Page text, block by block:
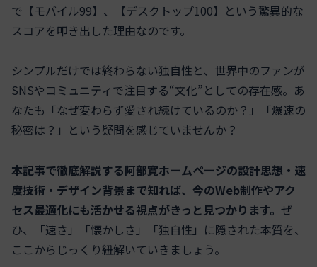
で【モバイル99】、【デスクトップ100】という驚異的な
スコアを叩き出した理由なのです。
シンプルだけでは終わらない独自性と、世界中のファンが
SNSやコミュニティで注目する“文化”としての存在感。あ
なたも「なぜ変わらず愛され続けているのか？」「爆速の
秘密は？」という疑問を感じていませんか？
本記事で徹底解説する阿部寛ホームページの設計思想・速
度技術・デザイン背景まで知れば、今のWeb制作やアク
セス最適化にも活かせる視点がきっと見つかります。 ぜ
ひ、「速さ」「懐かしさ」「独自性」に隠された本質を、
ここからじっくり紐解いていきましょう。